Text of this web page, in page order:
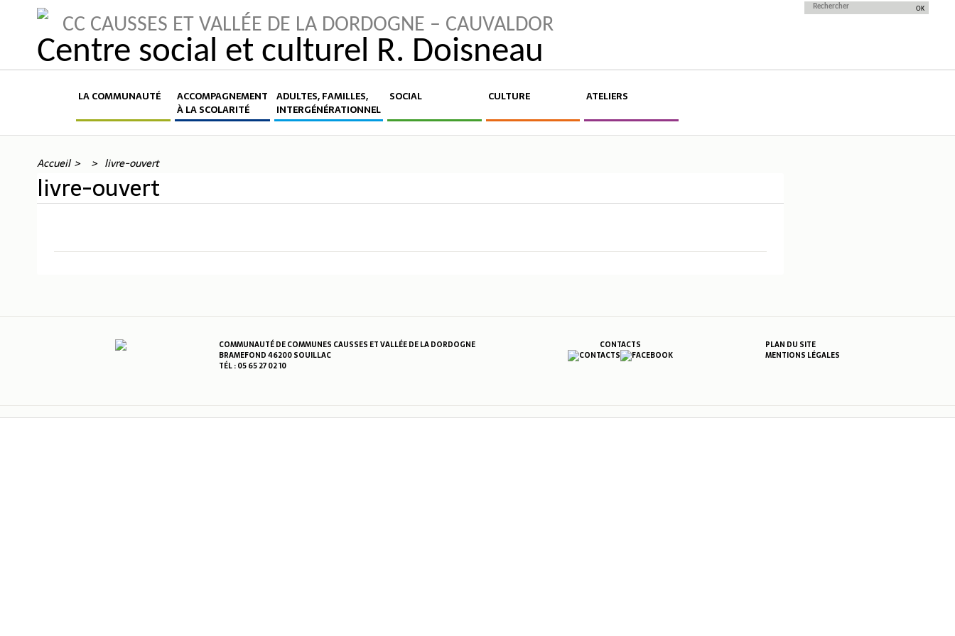
CC CAUSSES ET VALLÉE DE LA DORDOGNE – CAUVALDOR
Centre social et culturel R. Doisneau
LA COMMUNAUTÉ
ACCOMPAGNEMENT
À LA SCOLARITÉ
ADULTES, FAMILLES,
INTERGÉNÉRATIONNEL
SOCIAL CULTURE ATELIERS
Accueil livre-ouvert
livre-ouvert
COMMUNAUTÉ DE COMMUNES CAUSSES ET VALLÉE DE LA DORDOGNE
BRAMEFOND 46200 SOUILLAC
TÉL : 05 65 27 02 10
CONTACTS
PLAN DU SITE
MENTIONS LÉGALES